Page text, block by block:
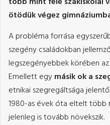
ötödük végez
A probléma forrása
szegény családokban
legszegényebbek körében
Emellett egymásik ok a
etnikai szegregáltsága
1980-as évek óta eltelt több
jelenleg is tovább növekszik.